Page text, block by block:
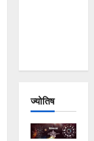
ज्योतिष